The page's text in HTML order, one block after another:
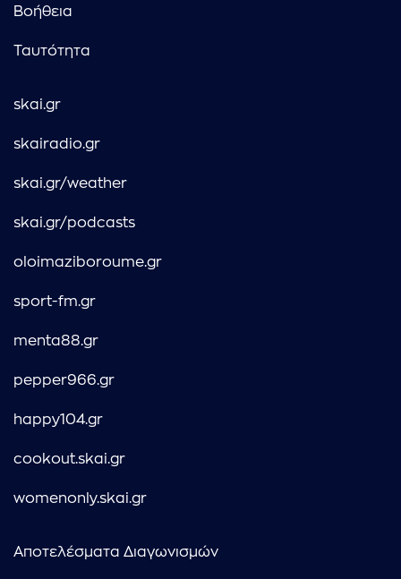
Βοήθεια
Ταυτότητα
skai.gr
skairadio.gr
skai.gr/weather
skai.gr/podcasts
oloimaziboroume.gr
sport-fm.gr
menta88.gr
pepper966.gr
happy104.gr
cookout.skai.gr
womenonly.skai.gr
Αποτελέσματα Διαγωνισμών